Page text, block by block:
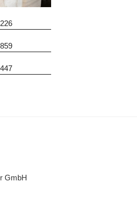
GmbH